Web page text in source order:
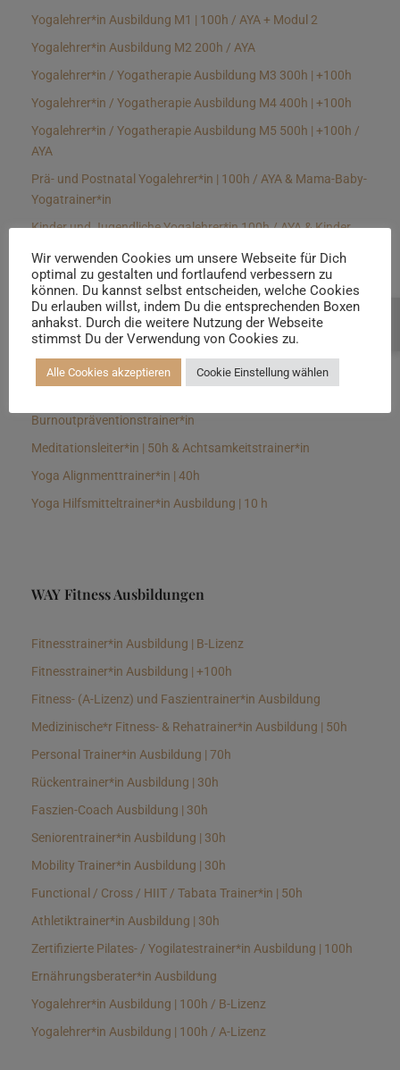
Yogalehrer*in Ausbildung M1 | 100h / AYA + Modul 2
Yogalehrer*in Ausbildung M2 200h / AYA
Yogalehrer*in / Yogatherapie Ausbildung M3 300h | +100h
Yogalehrer*in / Yogatherapie Ausbildung M4 400h | +100h
Yogalehrer*in / Yogatherapie Ausbildung M5 500h | +100h /
AYA
Prä- und Postnatal Yogalehrer*in | 100h / AYA & Mama-Baby-
Yogatrainer*in
Kinder und Jugendliche Yogalehrer*in 100h / AYA & Kinder
Yin Yogalehrer*in | 100 h & Faszientrainer*in
Hormon Yogalehrer*in / Yogatherapeut*in &
Stressmanagementtrainer*in | 70h
Longevitytrainer*in
Burnoutpräventionstrainer*in
Meditationsleiter*in | 50h & Achtsamkeitstrainer*in
Yoga Alignmenttrainer*in | 40h
Yoga Hilfsmitteltrainer*in Ausbildung | 10 h
WAY Fitness Ausbildungen
Fitnesstrainer*in Ausbildung | B-Lizenz
Fitnesstrainer*in Ausbildung | +100h
Fitness- (A-Lizenz) und Faszientrainer*in Ausbildung
Medizinische*r Fitness- & Rehatrainer*in Ausbildung | 50h
Personal Trainer*in Ausbildung | 70h
Rückentrainer*in Ausbildung | 30h
Faszien-Coach Ausbildung | 30h
Seniorentrainer*in Ausbildung | 30h
Mobility Trainer*in Ausbildung | 30h
Functional / Cross / HIIT / Tabata Trainer*in | 50h
Athletiktrainer*in Ausbildung | 30h
Zertifizierte Pilates- / Yogilatestrainer*in Ausbildung | 100h
Ernährungsberater*in Ausbildung
Yogalehrer*in Ausbildung | 100h / B-Lizenz
Yogalehrer*in Ausbildung | 100h / A-Lizenz
Wir verwenden Cookies um unsere Webseite für Dich
optimal zu gestalten und fortlaufend verbessern zu
können. Du kannst selbst entscheiden, welche Cookies
Du erlauben willst, indem Du die entsprechenden Boxen
anhakst. Durch die weitere Nutzung der Webseite
stimmst Du der Verwendung von Cookies zu.
Alle Cookies akzeptieren Cookie Einstellung wählen
Beratung buchen